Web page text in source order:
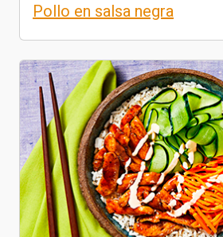
Pollo en salsa negra